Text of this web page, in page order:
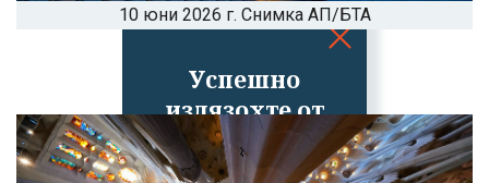
Успешно
излязохте от
профила си!
10 юни 2026 г. Снимка АП/БТА